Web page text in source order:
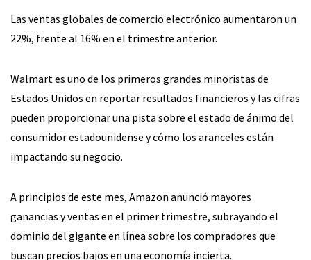
Las ventas globales de comercio electrónico aumentaron un
22%, frente al 16% en el trimestre anterior.
Walmart es uno de los primeros grandes minoristas de
Estados Unidos en reportar resultados financieros y las cifras
pueden proporcionar una pista sobre el estado de ánimo del
consumidor estadounidense y cómo los aranceles están
impactando su negocio.
A principios de este mes, Amazon anunció mayores
ganancias y ventas en el primer trimestre, subrayando el
dominio del gigante en línea sobre los compradores que
buscan precios bajos en una economía incierta.